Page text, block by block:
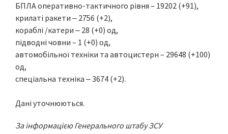
БПЛА оперативно-тактичного рівня – 19202 (+91),
крилаті ракети ‒ 2756 (+2),
кораблі /катери ‒ 28 (+0) од,
підводні човни – 1 (+0) од,
автомобільної техніки та автоцистерн – 29648 (+100)
од,
спеціальна техніка ‒ 3674 (+2).
Дані уточнюються.
За інформацією Генерального штабу ЗСУ